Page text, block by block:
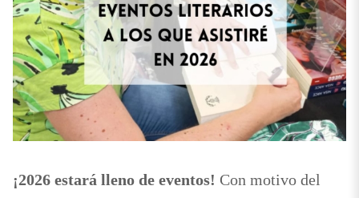
¡2026 estará lleno de eventos! Con motivo del